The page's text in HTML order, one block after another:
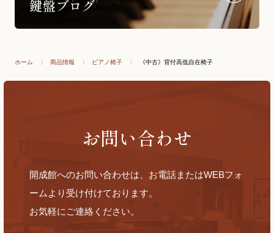
ホーム 商品情報 ピアノ椅子 《中古》背付高低自在椅子
お問い合わせ
開成館へのお問い合わせは、お電話またはWEBフォ
ームより受け付けております。
お気軽にご連絡ください。